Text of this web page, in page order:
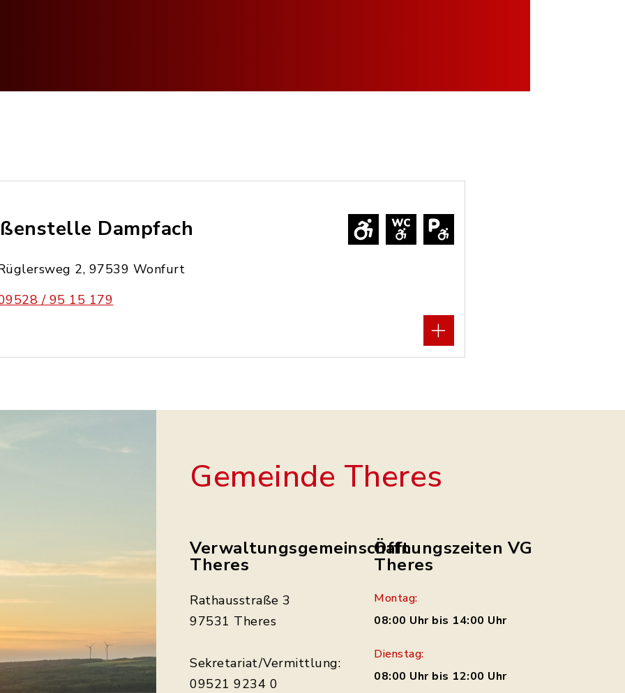
Dampfach
2, 97539 Wonfurt
/ 95 15 179
Gemeinde Theres
Verwaltungsgemeinschaft
Theres
Rathausstraße 3
97531 Theres
Sekretariat/Vermittlung:
09521 9234 0
Öffnungszeiten VG
Theres
Montag:
08:00 Uhr bis 14:00 Uhr
Dienstag:
08:00 Uhr bis 12:00 Uhr